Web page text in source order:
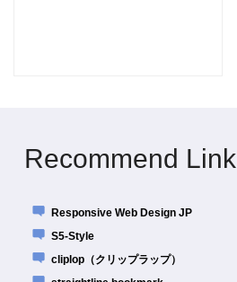
Recommend Link
Responsive Web Design JP
S5-Style
cliplop（クリップラップ）